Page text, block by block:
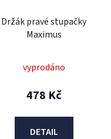
Držák pravé stupačky
Maximus
vyprodáno
478 Kč
DETAIL